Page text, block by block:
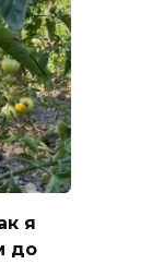
я
до